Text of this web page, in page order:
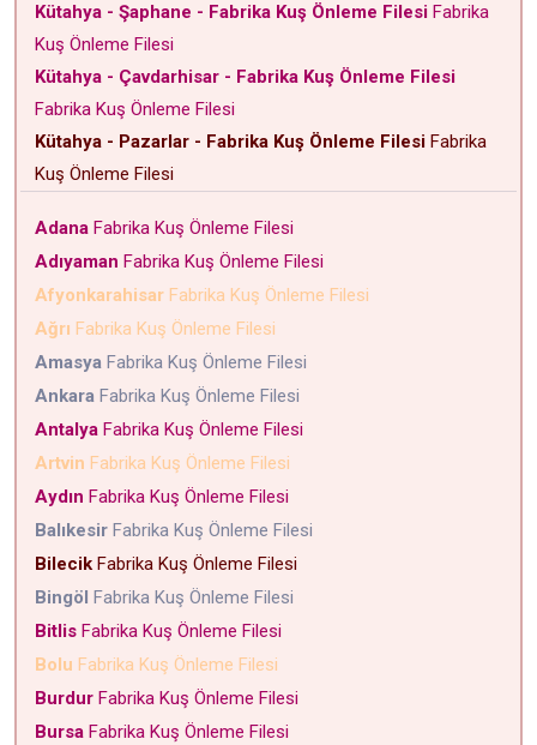
Kütahya - Şaphane - Fabrika Kuş Önleme Filesi Fabrika
Kuş Önleme Filesi
Kütahya - Çavdarhisar - Fabrika Kuş Önleme Filesi
Fabrika Kuş Önleme Filesi
Kütahya - Pazarlar - Fabrika Kuş Önleme Filesi Fabrika
Kuş Önleme Filesi
Adana Fabrika Kuş Önleme Filesi
Adıyaman Fabrika Kuş Önleme Filesi
Afyonkarahisar Fabrika Kuş Önleme Filesi
Ağrı Fabrika Kuş Önleme Filesi
Amasya Fabrika Kuş Önleme Filesi
Ankara Fabrika Kuş Önleme Filesi
Antalya Fabrika Kuş Önleme Filesi
Artvin Fabrika Kuş Önleme Filesi
Aydın Fabrika Kuş Önleme Filesi
Balıkesir Fabrika Kuş Önleme Filesi
Bilecik Fabrika Kuş Önleme Filesi
Bingöl Fabrika Kuş Önleme Filesi
Bitlis Fabrika Kuş Önleme Filesi
Bolu Fabrika Kuş Önleme Filesi
Burdur Fabrika Kuş Önleme Filesi
Bursa Fabrika Kuş Önleme Filesi